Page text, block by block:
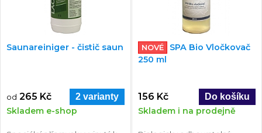
Saunareiniger - čistič saun
od 265 Kč 2 varianty
Skladem e-shop
NOVÉ
SPA Bio Vločkovač
250 ml
156 Kč
Skladem i na prodejně